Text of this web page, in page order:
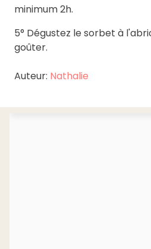
minimum 2h.
5° Dégustez le sorbet à
goûter.
Auteur: Nathalie